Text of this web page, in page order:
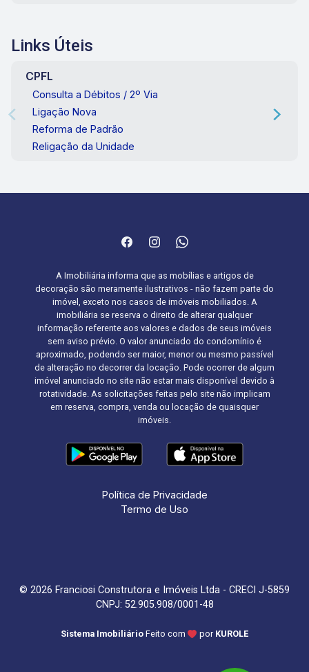
Links Úteis
CPFL
Consulta a Débitos / 2º Via
Ligação Nova
Reforma de Padrão
Religação da Unidade
A Imobiliária informa que as mobílias e artigos de
decoração são meramente ilustrativos - não fazem parte do
imóvel, exceto nos casos de imóveis mobiliados. A
imobiliária se reserva o direito de alterar qualquer
informação referente aos valores e dados de seus imóveis
sem aviso prévio. O valor anunciado do condomínio é
aproximado, podendo ser maior, menor ou mesmo passível
de alteração no decorrer da locação. Pode ocorrer de algum
imóvel anunciado no site não estar mais disponível devido à
rotatividade. As solicitações feitas pelo site não implicam
em reserva, compra, venda ou locação de quaisquer
imóveis.
Política de Privacidade
Termo de Uso
© 2026 Franciosi Construtora e Imóveis Ltda - CRECI J-5859
CNPJ: 52.905.908/0001-48
Sistema Imobiliário Feito com por KUROLE